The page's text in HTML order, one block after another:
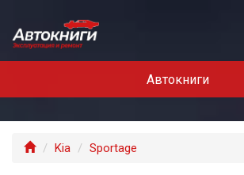
Автокниги
Главная
Kia Sportage